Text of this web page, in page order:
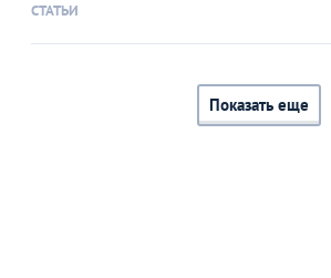
СТАТЬИ
Показать еще